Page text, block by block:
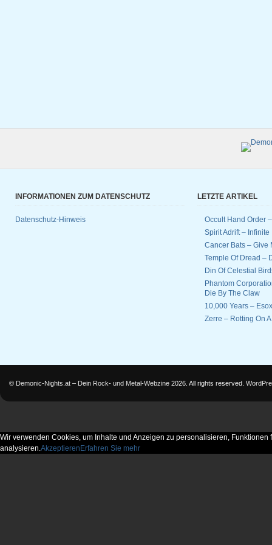
INFORMATIONEN ZUM DATENSCHUTZ
Datenschutz-Hinweis
LETZTE ARTIKEL
Occult Hand Order
Spirit Adrift –
Cancer Bats – Give
Temple Of Dread –
Din Of Celestial
Phantom
Die By The Claw
10,000 Years –
Zerre – Rotting On
© Demonic-Nights.at – Dein Rock- und Metal-Webzine 2026. All rights reserved.
Wir verwenden Cookies, um Inhalte und Anzeigen zu personalisieren,
analysieren.Akzeptieren Erfahren Sie mehr